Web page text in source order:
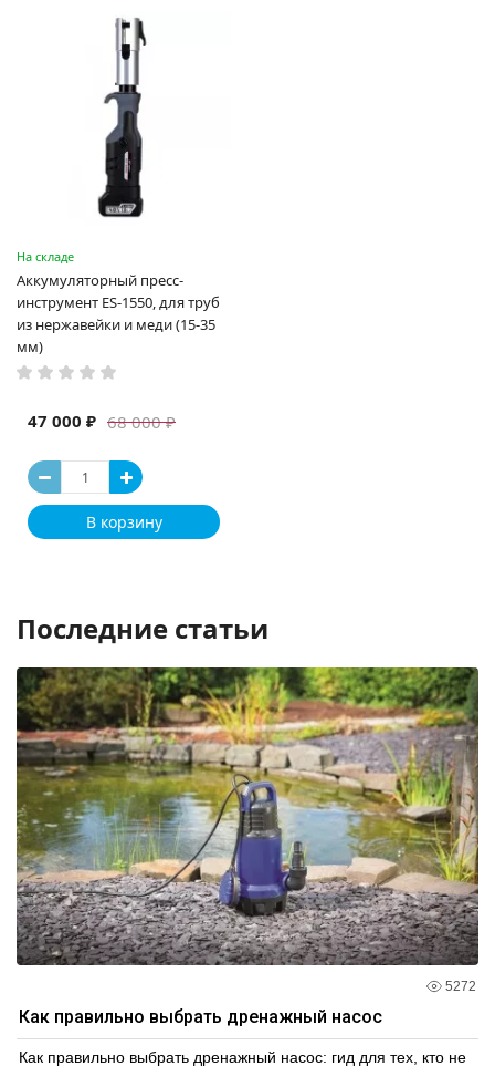
На складе
Аккумуляторный пресс-
инструмент ES-1550, для труб
из нержавейки и меди (15-35
мм)
68 000 ₽
47 000 ₽
В корзину
Последние статьи
5272
Как правильно выбрать дренажный насос
Как правильно выбрать дренажный насос: гид для тех, кто не